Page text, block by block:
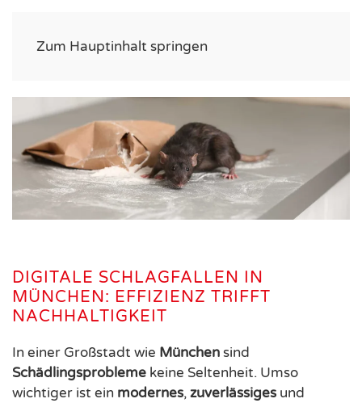
Zum Hauptinhalt springen
DIGITALE SCHLAGFALLEN IN
MÜNCHEN: EFFIZIENZ TRIFFT
NACHHALTIGKEIT
In einer Großstadt wie Münchensind
Schädlingsprobleme keine Seltenheit. Umso
wichtiger ist ein modernes,zuverlässiges und